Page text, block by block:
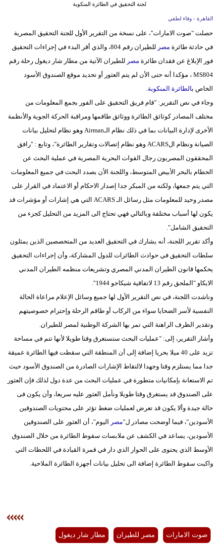
علوم
وتكنولوجيا
مدوَّنات
أبراج
فيديو
سيارات
لجنة التحقيق في الطائرة المنكوبة
القاهرة - وفاء لطفي
حصلت "صوت الامارات"، على نسخة من التقرير الأول للجنة التحقيق المصرية
في حادثة طائرة مصر
للطيران رقم 804، والذي أقر البدء في إجراءات التحقيق
فور الإبلاغ عن فقدان طائرة مصر للطيران الآتية من مطار شار ديغول رحلة رقم
MS804 ، مؤكدا أنه حتى الأن لم يتم العثور أو تحديد موقع الصندوق الأسود
الخاص بالطائرة المنكوبة
وجاء في نص التقرير: "قام فريق التحقيق على الفور بجمع المعلومات من
مختلف المصادر كوثائق الطائرة ووثائق طاقمها ومراقبة الحركة الجوية والأنظمة
الأخرى لإدارة البيانات بما في ذلك نظام الـAirman وهو نظام لتحليل بيانات
الصيانة ونظام الACARS وهو نظام إتصالات وتقارير الطائرة"، وتابع : "رافق
المحققون المصريون رجال القوات البحرية المصرية في عملية البحث عن
الحطام بالبحر الأبيض المتوسط، واللجنة الأن بصدد البحث في جميع المعلومات
التي يتم جمعها، ولكنه من المبكر جدا إصدار الاحكام أو الاعتماد في القرار على
مصدر وحيد للمعلومات مثل رسائل الـ ACARS التي هي إشارات أو مؤشرات قد
يكون لها أسباب مختلفة وبالتالي فهي تحتاج الى المزيد من التحليل كجزء من
التحقيق الشامل".
وأكد تقرير اللجنة، أنه يشارك في التحقيق العديد من المتخصصين الذين يمثلون
سلطات التحقيق في حوادث الطائرات للدول المشاركة، وأن إجراءات التحقيق
يحكمها قانون الطيران المدني المصري وتشريعات منظمه الطيران المدني
الايكاو "الملحق رقم 13 لاتفاقية شيكاجو 1944".
وناشدت اللجنة، في نص التقرير الأول لها جميع وسائل الإعلام مراعاة الحالة
النفسية لأسر الضحايا سواء من الركاب أو طاقم الرحلة وإحترام خصوصيتهم
وتقدير الظرف الراهنة التي تمر بها الشركة الوطنية لمصر للطيران.
وأشار التقرير، إلى: "عمليات البحث ستستغرق وقتا طويلا لأنها تتم في مساحة
تزيد على 40 ميلا بحريا إضافة إلى أن المنطقة التي سقطت فيها الطائرة عميقة
جدا مما يستلزم وقتا وجهدا لالتقاط الإشارات الصادرة من الصندوق الأسود حيث
تم الاستعانة بإمكانيات متطورة في عمليات البحث من عدة دول لذلك فإن العثور
على الصندوق قد يستغرق وقتا طويلا ونأمل العثور عليه سريعا، وأن يكون فى
حالة جيدة وألا يكون قد تعرض لعمليات ضغط تؤثر على محتويات الصندوقين
الأسودين"، فيما أوضحت مصادر ل"مصر اليوم"، أن العثور على الصندوقين
الأسودين، يساعد في الكشف عن ملابسات سقوط الطائرة من خلال الصندوق
الأوسط الذي يحتوى على الحوار الذي دار في قمرة القيادة في اللحظات التي
واكبت سقوط الطائرة إضافة الى تحليل بيانات أجهزة الطائرة الملاحية.
صوت الامارات مصر للطيران مطار شار ديغول